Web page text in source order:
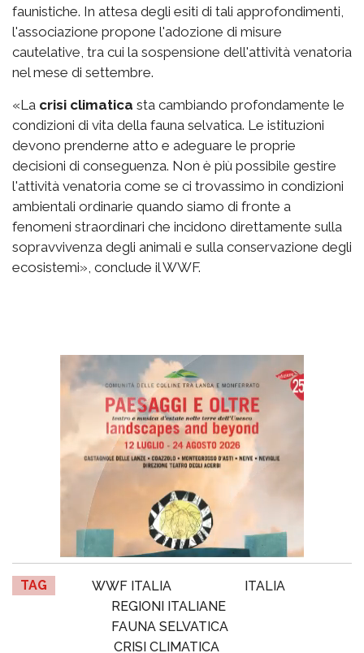
faunistiche. In attesa degli esiti di tali approfondimenti,
l'associazione propone l'adozione di misure
cautelative, tra cui la sospensione dell'attività venatoria
nel mese di settembre.
«La crisi climatica sta cambiando profondamente le
condizioni di vita della fauna selvatica. Le istituzioni
devono prenderne atto e adeguare le proprie
decisioni di conseguenza. Non è più possibile gestire
l'attività venatoria come se ci trovassimo in condizioni
ambientali ordinarie quando siamo di fronte a
fenomeni straordinari che incidono direttamente sulla
sopravvivenza degli animali e sulla conservazione degli
ecosistemi», conclude il WWF.
TAG WWF ITALIA
ITALIA
REGIONI ITALIANE
FAUNA SELVATICA
CRISI CLIMATICA